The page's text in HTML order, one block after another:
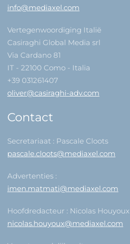
info@mediaxel.com
Vertegenwoordiging Italië
Casiraghi Global Media srl
Via Cardano 81
IT - 22100 Como - Italia
+39 031261407
oliver@casiraghi-adv.com
Contact
Secretariaat : Pascale Cloots
pascale.cloots@mediaxel.com
Advertenties :
imen.matmati@mediaxel.com
Hoofdredacteur : Nicolas Houyoux
nicolas.houyoux@mediaxel.com